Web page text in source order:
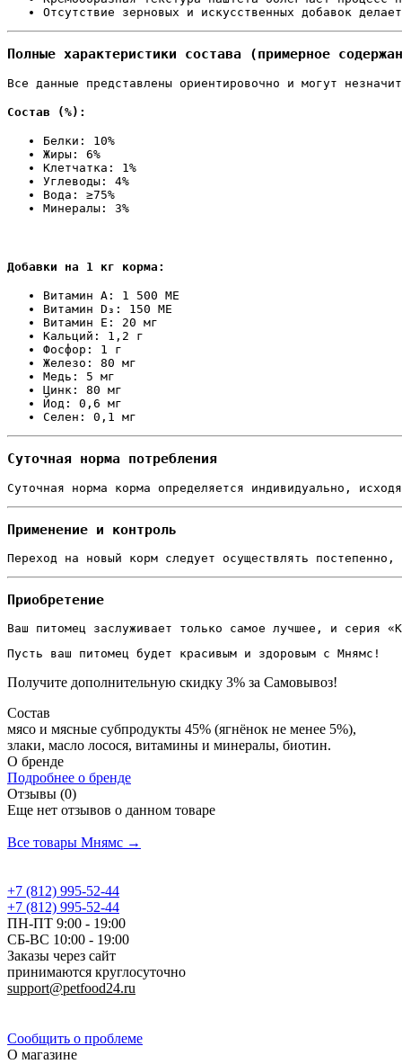
Отсутствие зерновых и искусственных добавок
Полные характеристики состава (примерное
Все данные представлены ориентировочно и могут
Состав (%):
Белки: 10%
Жиры: 6%
Клетчатка: 1%
Углеводы: 4%
Вода: ≥75%
Минералы: 3%
Добавки на 1 кг корма:
Витамин А: 1 500 МЕ
Витамин D₃: 150 МЕ
Витамин Е: 20 мг
Кальций: 1,2 г
Фосфор: 1 г
Железо: 80 мг
Медь: 5 мг
Цинк: 80 мг
Йод: 0,6 мг
Селен: 0,1 мг
Суточная норма потребления
Суточная норма корма определяется индивидуально,
Применение и контроль
Переход на новый корм следует осуществлять
Приобретение
Ваш питомец заслуживает только самое лучшее, и серия
Пусть ваш питомец будет красивым и здоровым с Мнямс!
Получите дополнительную скидку 3% за Самовывоз!
Состав
мясо и мясные субпродукты 45% (ягнёнок не менее 5%),
злаки, масло лосося, витамины и минералы, биотин.
О бренде
Подробнее о бренде
Отзывы (0)
Еще нет отзывов о данном товаре
Все товары Мнямс →
+7 (812) 995-52-44
+7 (812) 995-52-44
ПН-ПТ 9:00 - 19:00
СБ-ВС 10:00 - 19:00
Заказы через сайт
принимаются круглосуточно
support@petfood24.ru
Сообщить о проблеме
О магазине